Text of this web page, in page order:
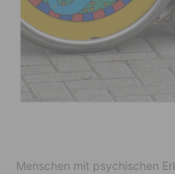
Menschen mit psychischen